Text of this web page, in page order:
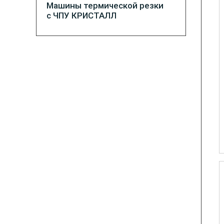
Машины термической резки
с ЧПУ КРИСТАЛЛ